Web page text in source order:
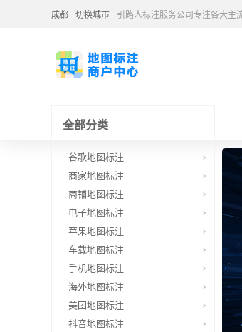
成都 切换城市 引路人标注服务公司专注各大主
全部分类
谷歌地图标注
商家地图标注
商铺地图标注
电子地图标注
苹果地图标注
车载地图标注
手机地图标注
海外地图标注
美团地图标注
抖音地图标注